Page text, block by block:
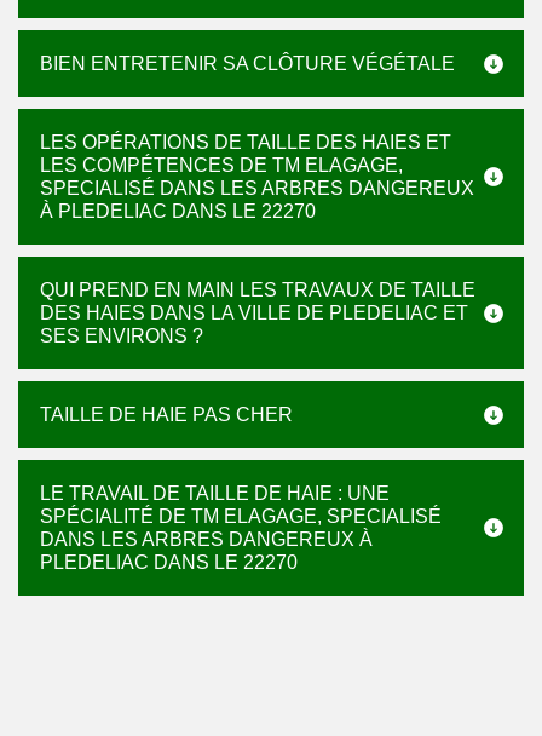
BIEN ENTRETENIR SA CLÔTURE VÉGÉTALE
LES OPÉRATIONS DE TAILLE DES HAIES ET
LES COMPÉTENCES DE TM ELAGAGE,
SPECIALISÉ DANS LES ARBRES DANGEREUX
À PLEDELIAC DANS LE 22270
QUI PREND EN MAIN LES TRAVAUX DE TAILLE
DES HAIES DANS LA VILLE DE PLEDELIAC ET
SES ENVIRONS ?
TAILLE DE HAIE PAS CHER
LE TRAVAIL DE TAILLE DE HAIE : UNE
SPÉCIALITÉ DE TM ELAGAGE, SPECIALISÉ
DANS LES ARBRES DANGEREUX À
PLEDELIAC DANS LE 22270